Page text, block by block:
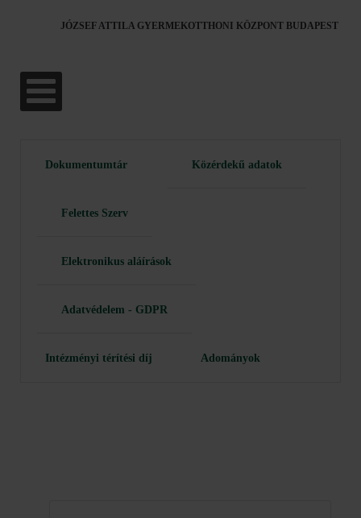
JÓZSEF ATTILA GYERMEKOTTHONI KÖZPONT BUDAPEST
Dokumentumtár Közérdekű adatok
Felettes Szerv
Elektronikus aláírások
Adatvédelem - GDPR
Intézményi térítési díj Adományok